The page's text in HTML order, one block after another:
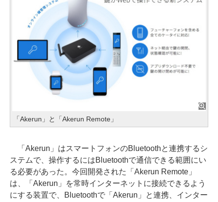
「Akerun」と「Akerun Remote」
「Akerun」はスマートフォンのBluetoothと連携するシ
ステムで、操作するにはBluetoothで通信できる範囲にい
る必要があった。今回開発された「Akerun Remote」
は、「Akerun」を常時インターネットに接続できるよう
にする装置で、Bluetoothで「Akerun」と連携、インター